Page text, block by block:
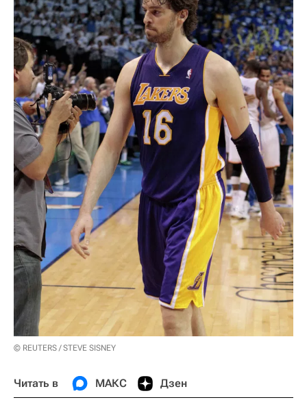
© REUTERS / STEVE SISNEY
Читать в МАКС Дзен